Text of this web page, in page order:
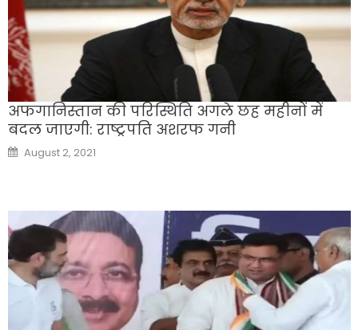
अफगानिस्तान की परिस्थिति अगले छह महीनों में
बदल जाएगी: राष्ट्रपति अशरफ गनी
Posted
on
August 2, 2021